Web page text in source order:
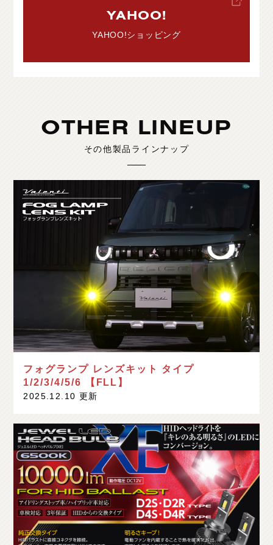
YAHOO!
YAHOO!ショッピング
OTHER LINEUP
その他製品ラインナップ
フォグランプ レンズキット タイプ
1/2/3/4/5/6 【FLL】
2025.12.10 更新